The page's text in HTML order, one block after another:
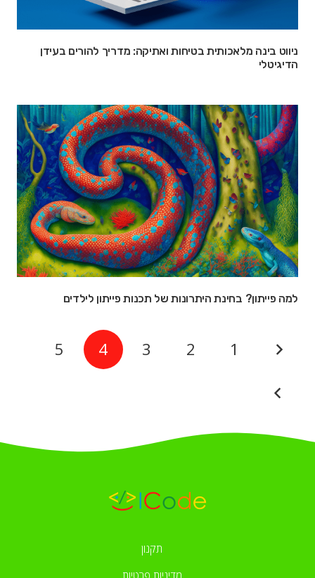
ניווט בינה מלאכותית בטיחות ואתיקה: מדריך להורים בעידן
הדיגיטלי
למה פייתון? בחינת היתרונות של תכנות פייתון לילדים
1
2
3
4
5
תקנון